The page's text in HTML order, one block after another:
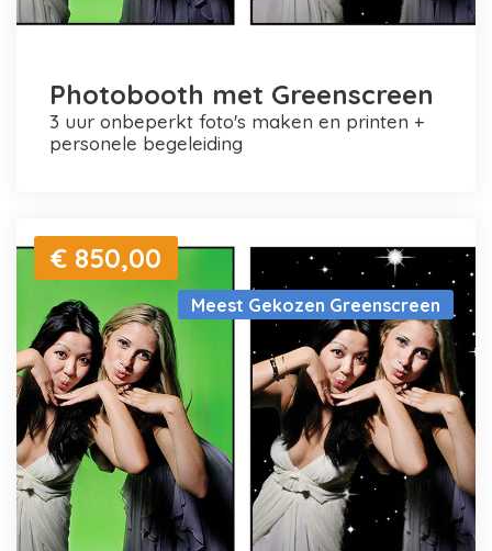
Photobooth met Greenscreen
3 uur onbeperkt foto's maken en printen +
personele begeleiding
Meest Gekozen Greenscreen
€ 850,00